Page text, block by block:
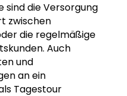
sind die Versorgung
zwischen
die regelmäßige
Auch
und
an ein
Tagestour